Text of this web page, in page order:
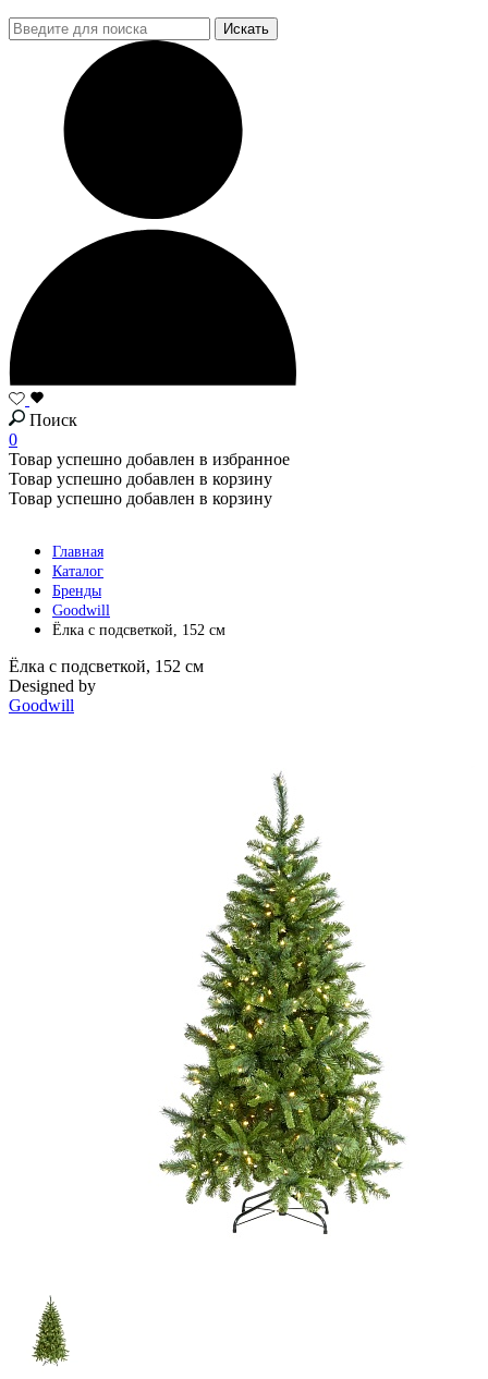
Поиск
0
Товар успешно добавлен в избранное
Товар успешно добавлен в корзину
Товар успешно добавлен в корзину
Главная
Каталог
Бренды
Goodwill
Ёлка с подсветкой, 152 см
Ёлка с подсветкой, 152 см
Designed by
Goodwill